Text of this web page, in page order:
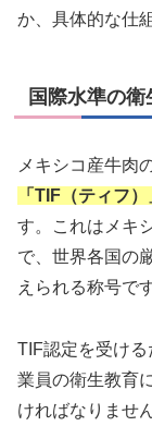
か、具体的な仕
国際水準の
メキシコ産牛肉
「TIF（ティフ
す。これはメキ
で、世界各国の
えられる称号です
TIF認定を受け
業員の衛生教育
ければなりませ